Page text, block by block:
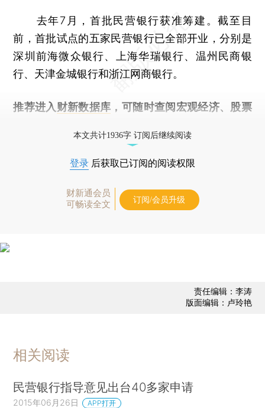
去年7月，首批民营银行获准筹建。截至目
前，首批试点的五家民营银行已全部开业，分别是
深圳前海微众银行、上海华瑞银行、温州民商银
行、天津金城银行和浙江网商银行。
推荐进入 财新数据库 ，可随时查阅宏观经济、股票
本文共计1936字 订阅后继续阅读
登录 后获取已订阅的阅读权限
财新通会员
可畅读全文
订阅/会员升级
责任编辑：李涛
版面编辑：卢玲艳
相关阅读
民营银行指导意见出台40多家申请
2015年06月26日 APP打开